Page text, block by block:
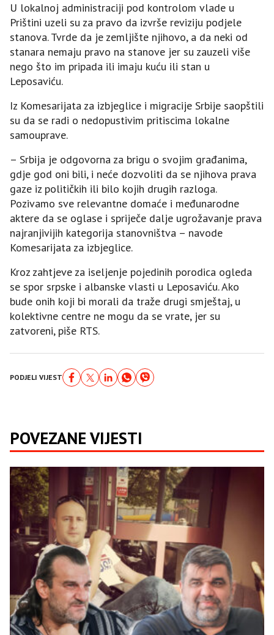
U lokalnoj administraciji pod kontrolom vlade u
Prištini uzeli su za pravo da izvrše reviziju podjele
stanova. Tvrde da je zemljište njihovo, a da neki od
stanara nemaju pravo na stanove jer su zauzeli više
nego što im pripada ili imaju kuću ili stan u
Leposaviću.
Iz Komesarijata za izbjeglice i migracije Srbije saopštili
su da se radi o nedopustivim pritiscima lokalne
samouprave.
– Srbija je odgovorna za brigu o svojim građanima,
gdje god oni bili, i neće dozvoliti da se njihova prava
gaze iz političkih ili bilo kojih drugih razloga.
Pozivamo sve relevantne domaće i međunarodne
aktere da se oglase i spriječe dalje ugrožavanje prava
najranjivijih kategorija stanovništva – navode
Komesarijata za izbjeglice.
Kroz zahtjeve za iseljenje pojedinih porodica ogleda
se spor srpske i albanske vlasti u Leposaviću. Ako
bude onih koji bi morali da traže drugi smještaj, u
kolektivne centre ne mogu da se vrate, jer su
zatvoreni, piše RTS.
PODJELI VIJEST
POVEZANE VIJESTI